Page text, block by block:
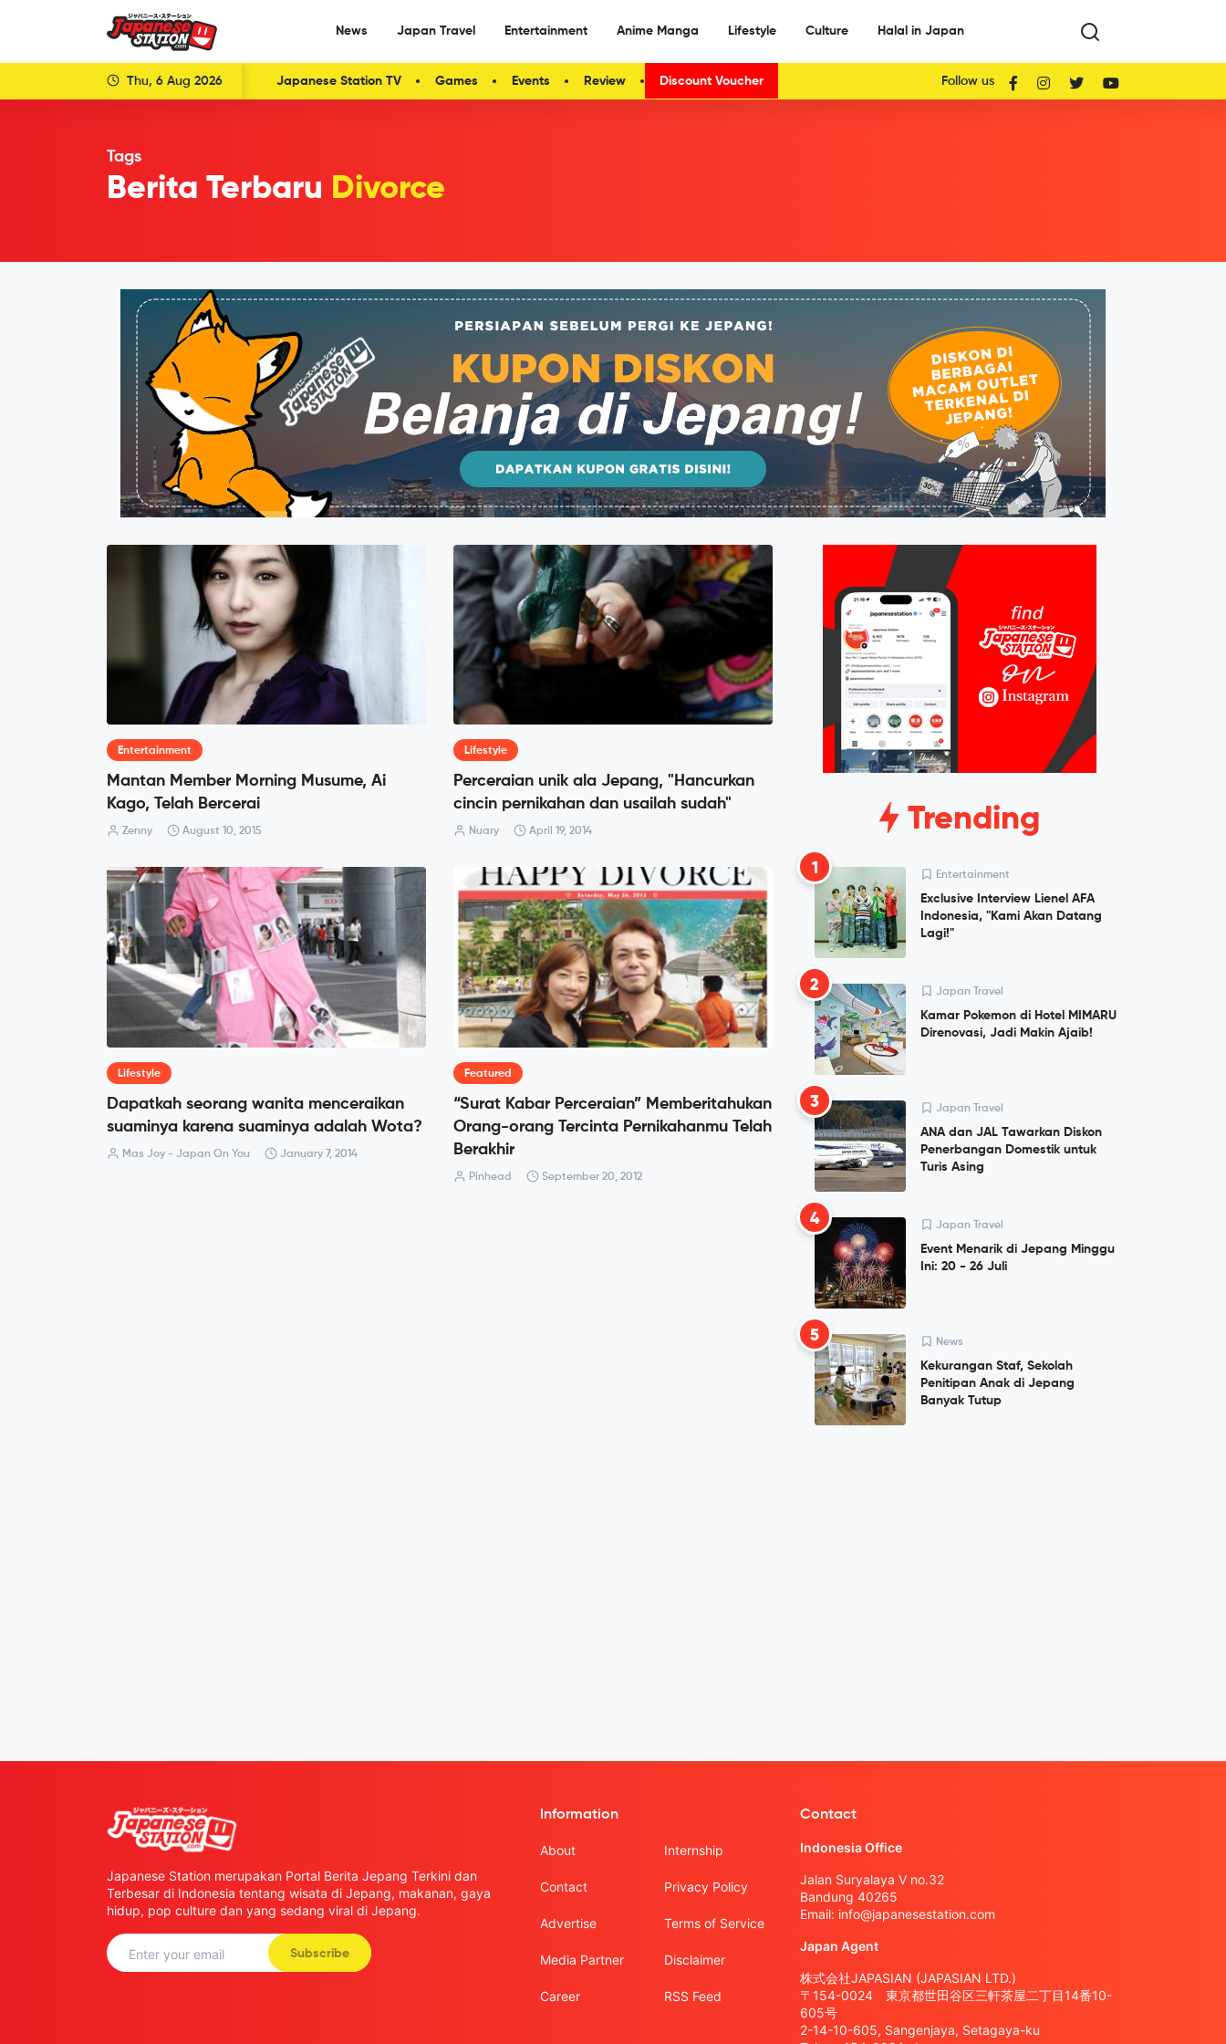
News Japan Travel Entertainment Anime Manga Lifestyle Culture Halal in Japan
Thu, 6 Aug 2026 Japanese Station TV Games Events Review Discount Voucher Follow us
Tags
Berita Terbaru Divorce
Entertainment
Mantan Member Morning Musume, Ai
Kago, Telah Bercerai
Zenny August 10, 2015
Lifestyle
Perceraian unik ala Jepang, "Hancurkan
cincin pernikahan dan usailah sudah"
Nuary April 19, 2014
Lifestyle
Dapatkah seorang wanita menceraikan
suaminya karena suaminya adalah Wota?
Mas Joy - Japan On You January 7, 2014
Featured
“Surat Kabar Perceraian” Memberitahukan
Orang-orang Tercinta Pernikahanmu Telah
Berakhir
Pinhead September 20, 2012
Trending
1 Entertainment
Exclusive Interview Lienel AFA
Indonesia, "Kami Akan Datang
Lagi!"
2 Japan Travel
Kamar Pokemon di Hotel MIMARU
Direnovasi, Jadi Makin Ajaib!
3 Japan Travel
ANA dan JAL Tawarkan Diskon
Penerbangan Domestik untuk
Turis Asing
4 Japan Travel
Event Menarik di Jepang Minggu
Ini: 20 - 26 Juli
5 News
Kekurangan Staf, Sekolah
Penitipan Anak di Jepang
Banyak Tutup
Japanese Station merupakan Portal Berita Jepang Terkini dan
Terbesar di Indonesia tentang wisata di Jepang, makanan, gaya
hidup, pop culture dan yang sedang viral di Jepang.
Subscribe
Information
About
Contact
Advertise
Media Partner
Career
Internship
Privacy Policy
Terms of Service
Disclaimer
RSS Feed
Contact
Indonesia Office
Jalan Suryalaya V no.32
Bandung 40265
Email: info@japanesestation.com
Japan Agent
株式会社JAPASIAN (JAPASIAN LTD.)
〒154-0024 東京都世田谷区三軒茶屋二丁目14番10-
605号
2-14-10-605, Sangenjaya, Setagaya-ku